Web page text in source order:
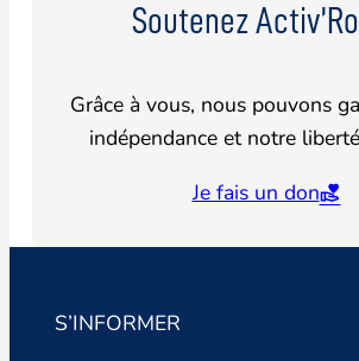
Soutenez
Grâce à vous, nous pouvons
indépendance et notre
Je fais un don
S’INFORMER